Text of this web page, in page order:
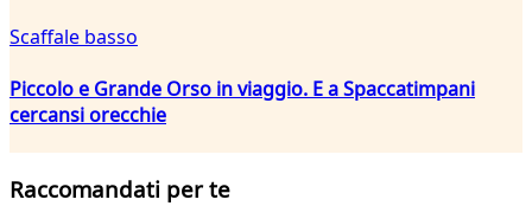
Scaffale basso
Piccolo e Grande Orso in viaggio. E a Spaccatimpani
cercansi orecchie
Raccomandati per te